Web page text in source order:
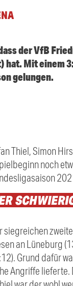
der VfB
Mit einem
gelungen.
Thiel, Simon
noch
siegreichen
an Lüneburg
Grund dafür
Angriffe lieferte.